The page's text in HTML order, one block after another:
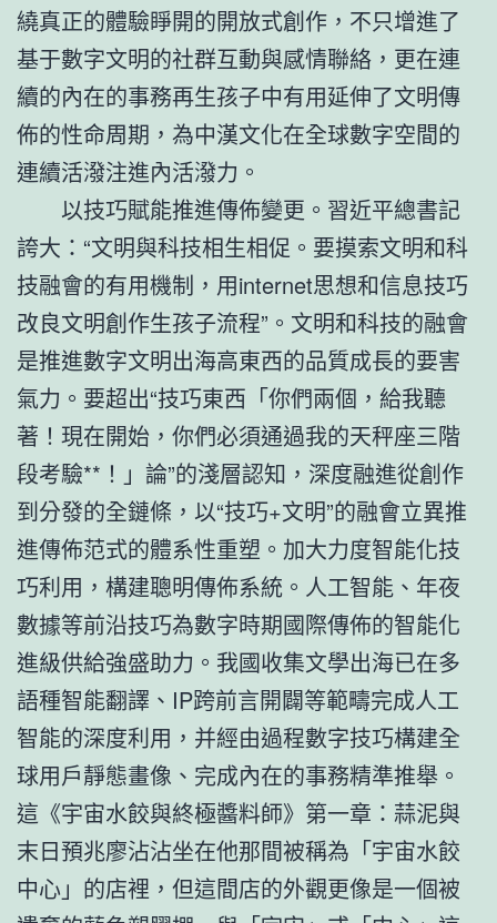
繞真正的體驗睜開的開放式創作，不只增進了
基于數字文明的社群互動與感情聯絡，更在連
續的內在的事務再生孩子中有用延伸了文明傳
佈的性命周期，為中漢文化在全球數字空間的
連續活潑注進內活潑力。
以技巧賦能推進傳佈變更。習近平總書記
誇大：“文明與科技相生相促。要摸索文明和科
技融會的有用機制，用internet思想和信息技巧
改良文明創作生孩子流程”。文明和科技的融會
是推進數字文明出海高東西的品質成長的要害
氣力。要超出“技巧東西「你們兩個，給我聽
著！現在開始，你們必須通過我的天秤座三階
段考驗**！」論”的淺層認知，深度融進從創作
到分發的全鏈條，以“技巧+文明”的融會立異推
進傳佈范式的體系性重塑。加大力度智能化技
巧利用，構建聰明傳佈系統。人工智能、年夜
數據等前沿技巧為數字時期國際傳佈的智能化
進級供給強盛助力。我國收集文學出海已在多
語種智能翻譯、IP跨前言開闢等範疇完成人工
智能的深度利用，并經由過程數字技巧構建全
球用戶靜態畫像、完成內在的事務精準推舉。
這《宇宙水餃與終極醬料師》第一章：蒜泥與
末日預兆廖沾沾坐在他那間被稱為「宇宙水餃
中心」的店裡，但這間店的外觀更像是一個被